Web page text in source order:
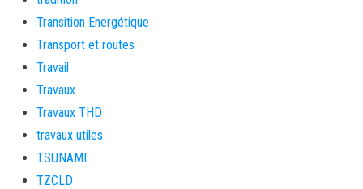
Transition Energétique
Transport et routes
Travail
Travaux
Travaux THD
travaux utiles
TSUNAMI
TZCLD